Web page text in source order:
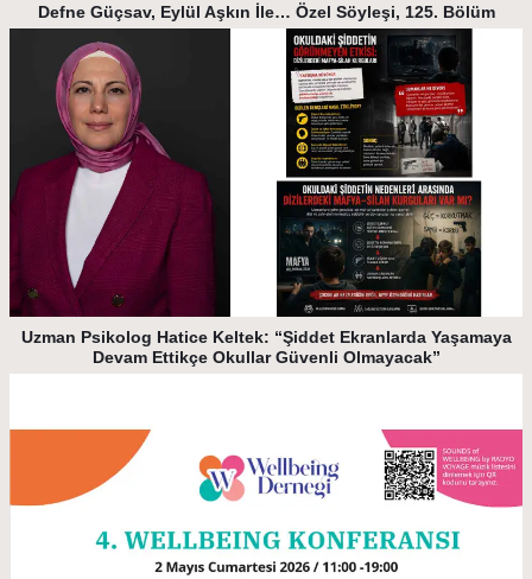
Defne Güçsav, Eylül Aşkın İle… Özel Söyleşi, 125. Bölüm
Uzman Psikolog Hatice Keltek: “Şiddet Ekranlarda Yaşamaya
Devam Ettikçe Okullar Güvenli Olmayacak”